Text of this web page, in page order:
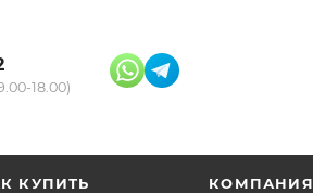
18.00)
КУПИТЬ КОМПАНИЯ